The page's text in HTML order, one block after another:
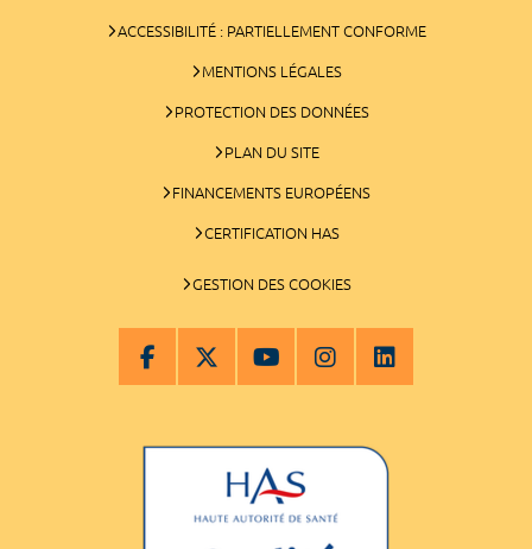
ACCESSIBILITÉ : PARTIELLEMENT CONFORME
MENTIONS LÉGALES
PROTECTION DES DONNÉES
PLAN DU SITE
FINANCEMENTS EUROPÉENS
CERTIFICATION HAS
GESTION DES COOKIES